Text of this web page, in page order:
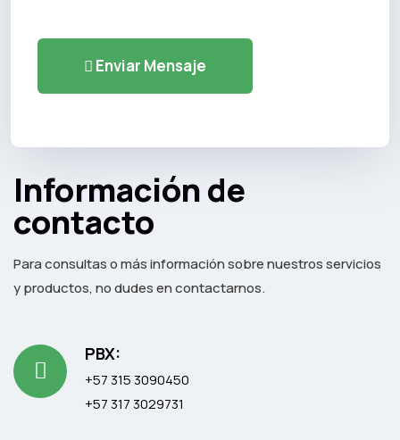
Enviar Mensaje
Información de
contacto
Para consultas o más información sobre nuestros servicios
y productos, no dudes en contactarnos.
PBX:
+57 315 3090450
+57 317 3029731